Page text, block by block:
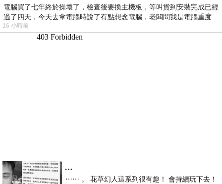
電腦買了七年終於操壞了，檢查後要換主機板，等叫貨到安裝完成已經
過了四天，今天去拿電腦時說了有點想念電腦，老闆問我是電腦重度
16 小時前
…
⋯⋯ 。 花草幻人這系列很有趣！ 會持續玩下去！